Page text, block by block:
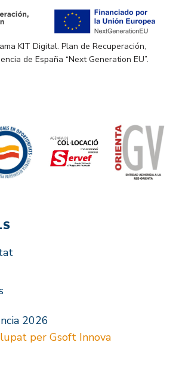
KIT Digital. Plan de Recuperación,
de España “Next Generation EU”.
2026
per Gsoft Innova